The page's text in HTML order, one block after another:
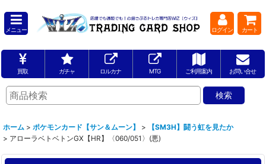
メニュー ログイン カート
買取 ガチャ ロルカナ MTG ご利用案内 お問い合せ
ホーム > ポケモンカード【サン＆ムーン】 >
【SM3H】闘う虹を見たか
> アローラベトベトンGX【HR】〈060/051〉(悪)